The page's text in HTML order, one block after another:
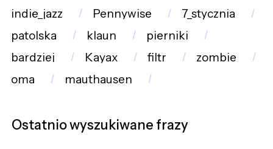
indie_jazz
Pennywise
7_stycznia
patolska
klaun
pierniki
bardziej
Kayax filtr
zombie
oma
mauthausen
Ostatnio wyszukiwane frazy